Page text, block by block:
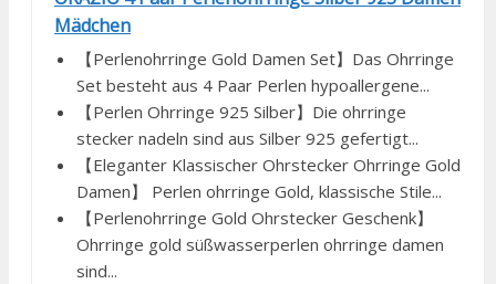
Mädchen
【Perlenohrringe Gold Damen Set】Das Ohrringe
Set besteht aus 4 Paar Perlen hypoallergene...
【Perlen Ohrringe 925 Silber】Die ohrringe
stecker nadeln sind aus Silber 925 gefertigt...
【Eleganter Klassischer Ohrstecker Ohrringe Gold
Damen】 Perlen ohrringe Gold, klassische Stile...
【Perlenohrringe Gold Ohrstecker Geschenk】
Ohrringe gold süßwasserperlen ohrringe damen
sind...